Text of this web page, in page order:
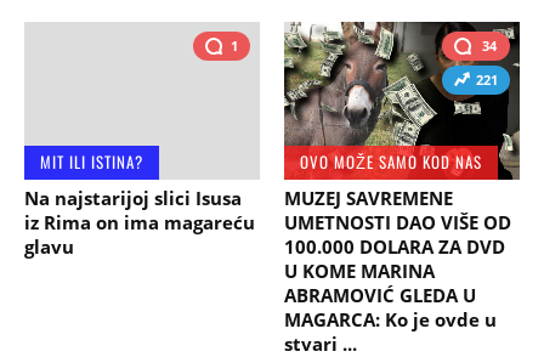
1
MIT ILI ISTINA?
Na najstarijoj slici Isusa
iz Rima on ima magareću
glavu
34
221
OVO MOŽE SAMO KOD NAS
MUZEJ SAVREMENE
UMETNOSTI DAO VIŠE OD
100.000 DOLARA ZA DVD
U KOME MARINA
ABRAMOVIĆ GLEDA U
MAGARCA: Ko je ovde u
stvari ...